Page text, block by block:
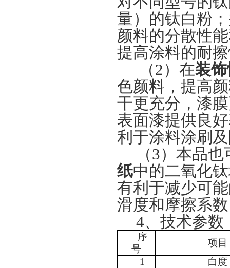
量）的钛白粉
颜料的分散性
提高涂料的耐
（2）在装
色颜料，提高
干更充分，漆
表面漆提供良
利于涂料涂刷
（3）本品
纸中的二氧化
有利于减少可
滑度和摩擦系
4、技术参数
序
号
项目
1
白度